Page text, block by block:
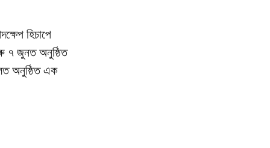
হিচাপে
৭ জুনত অনুষ্ঠিত
অনুষ্ঠিত এক